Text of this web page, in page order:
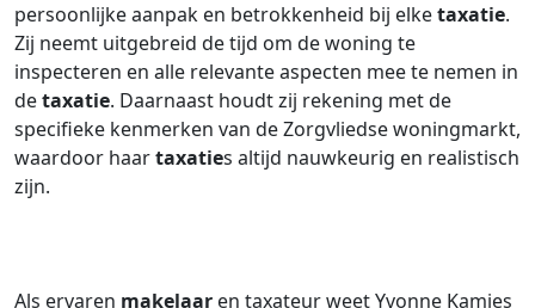
persoonlijke aanpak en betrokkenheid bij elketaxatie.
Zij neemt uitgebreid de tijd om de woning te
inspecteren en alle relevante aspecten mee te nemen in
detaxatie. Daarnaast houdt zij rekening met de
specifieke kenmerken van de Zorgvliedse woningmarkt,
waardoor haartaxaties altijd nauwkeurig en realistisch
zijn.
Als ervaren makelaar en taxateur weet Yvonne Kamies